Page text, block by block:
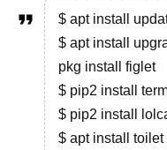
$ apt install
$ apt install
pkg install figlet
$ pip2 install
$ pip2 install
$ apt install toilet